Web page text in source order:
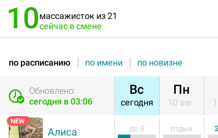
10массажисток из 21
сейчас в смене
по расписанию по имени по новизне
Обновлено:
сегодня в 03:06
Вс
сегодня
Пн
10 авг.
Алиса до 8 отдых